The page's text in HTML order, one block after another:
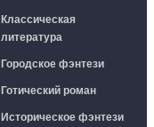
Классическая
литература
Городское фэнтези
Готический роман
Историческое фэнтези